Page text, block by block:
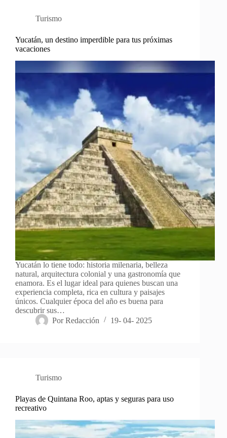
Turismo
Yucatán, un destino imperdible para tus próximas
vacaciones
Yucatán lo tiene todo: historia milenaria, belleza
natural, arquitectura colonial y una gastronomía que
enamora. Es el lugar ideal para quienes buscan una
experiencia completa, rica en cultura y paisajes
únicos. Cualquier época del año es buena para
descubrir sus…
Por Redacción 19- 04- 2025
Turismo
Playas de Quintana Roo, aptas y seguras para uso
recreativo